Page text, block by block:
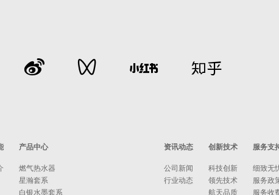
产品中心
燃气热水器
星瀚套系
白银水墨套系
资讯动态
公司新闻
行业动态
创新技术
科技创新
领先技术
航天品质
服务支
细致无
服务政
服务收